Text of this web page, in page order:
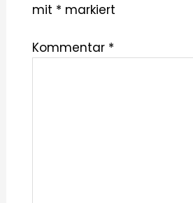
mit * markiert
Kommentar *